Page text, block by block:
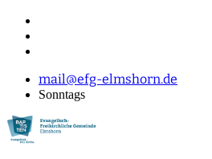
mail@efg-elmshorn.de
Sonntags